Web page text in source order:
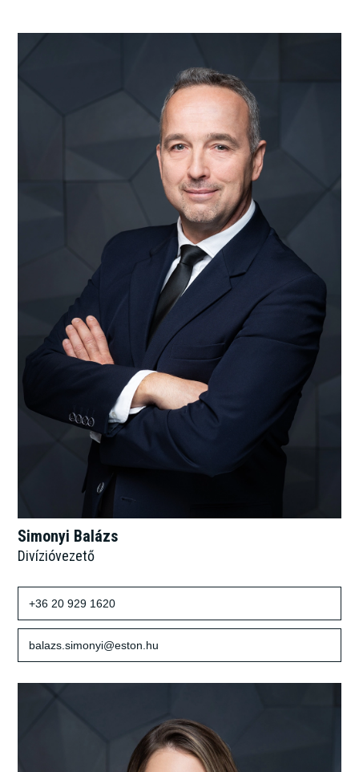
Simonyi Balázs
Divízióvezető
+36 20 929 1620
balazs.simonyi@eston.hu